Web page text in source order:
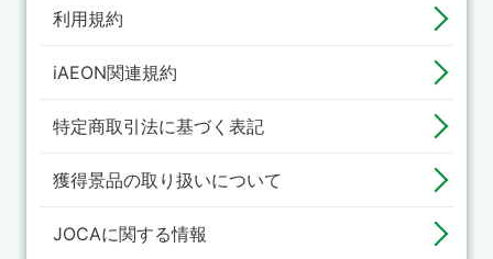
利用規約
iAEON関連規約
特定商取引法に基づく表記
獲得景品の取り扱いについて
JOCAに関する情報